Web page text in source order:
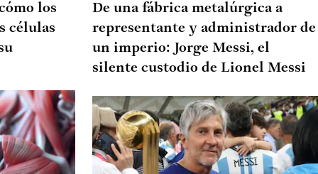
los
células
De una fábrica metalúrgica a
representante y administrador de
un imperio: Jorge Messi, el
silente custodio de Lionel Messi